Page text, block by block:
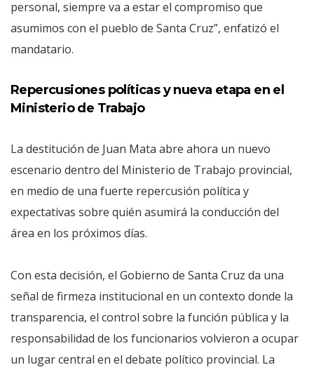
personal, siempre va a estar el compromiso que
asumimos con el pueblo de Santa Cruz”, enfatizó el
mandatario.
Repercusiones políticas y nueva etapa en el
Ministerio de Trabajo
La destitución de Juan Mata abre ahora un nuevo
escenario dentro del Ministerio de Trabajo provincial,
en medio de una fuerte repercusión política y
expectativas sobre quién asumirá la conducción del
área en los próximos días.
Con esta decisión, el Gobierno de Santa Cruz da una
señal de firmeza institucional en un contexto donde la
transparencia, el control sobre la función pública y la
responsabilidad de los funcionarios volvieron a ocupar
un lugar central en el debate político provincial. La